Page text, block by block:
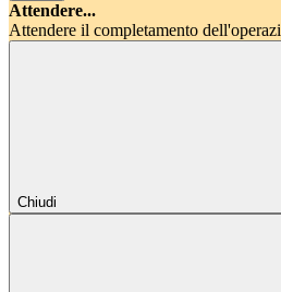
Attendere...
Attendere il completamento
Chiudi